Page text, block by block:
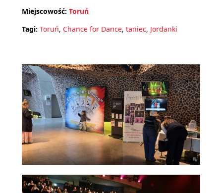
Miejscowość: Toruń
Tagi: Toruń, Chance for Dance, taniec, Jordanki